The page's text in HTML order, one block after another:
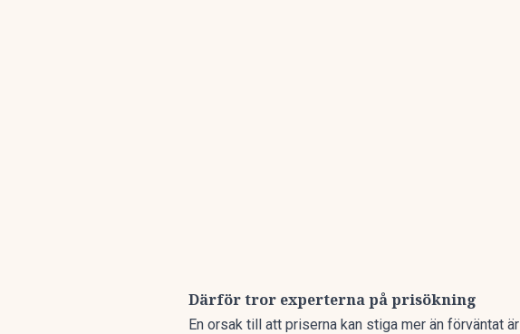
Därför tror experterna på prisökning
En orsak till att priserna kan stiga mer än förväntat är